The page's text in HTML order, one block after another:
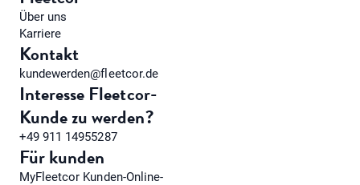
Über uns
Karriere
Kontakt
kundewerden@fleetcor.de
Interesse Fleetcor-
Kunde zu werden?
+49 911 14955287
Für kunden
MyFleetcor Kunden-Online-